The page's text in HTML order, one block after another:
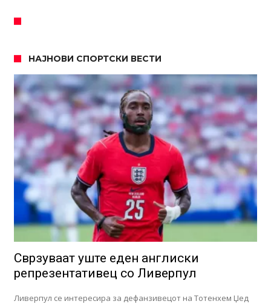
НАЈНОВИ СПОРТСКИ ВЕСТИ
Сврзуваат уште еден англиски
репрезентативец со Ливерпул
Ливерпул се интересира за дефанзивецот на Тотенхем Џед